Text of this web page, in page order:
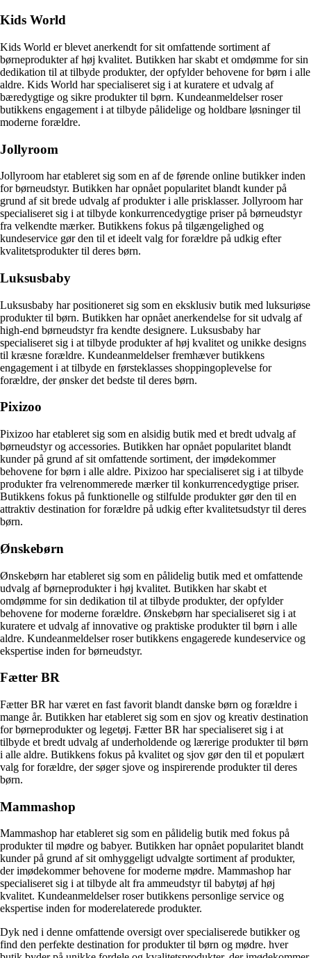
Kids World
Kids World er blevet anerkendt for sit omfattende sortiment af
børneprodukter af høj kvalitet. Butikken har skabt et omdømme for sin
dedikation til at tilbyde produkter, der opfylder behovene for børn i alle
aldre. Kids World har specialiseret sig i at kuratere et udvalg af
bæredygtige og sikre produkter til børn. Kundeanmeldelser roser
butikkens engagement i at tilbyde pålidelige og holdbare løsninger til
moderne forældre.
Jollyroom
Jollyroom har etableret sig som en af de førende online butikker inden
for børneudstyr. Butikken har opnået popularitet blandt kunder på
grund af sit brede udvalg af produkter i alle prisklasser. Jollyroom har
specialiseret sig i at tilbyde konkurrencedygtige priser på børneudstyr
fra velkendte mærker. Butikkens fokus på tilgængelighed og
kundeservice gør den til et ideelt valg for forældre på udkig efter
kvalitetsprodukter til deres børn.
Luksusbaby
Luksusbaby har positioneret sig som en eksklusiv butik med luksuriøse
produkter til børn. Butikken har opnået anerkendelse for sit udvalg af
high-end børneudstyr fra kendte designere. Luksusbaby har
specialiseret sig i at tilbyde produkter af høj kvalitet og unikke designs
til kræsne forældre. Kundeanmeldelser fremhæver butikkens
engagement i at tilbyde en førsteklasses shoppingoplevelse for
forældre, der ønsker det bedste til deres børn.
Pixizoo
Pixizoo har etableret sig som en alsidig butik med et bredt udvalg af
børneudstyr og accessories. Butikken har opnået popularitet blandt
kunder på grund af sit omfattende sortiment, der imødekommer
behovene for børn i alle aldre. Pixizoo har specialiseret sig i at tilbyde
produkter fra velrenommerede mærker til konkurrencedygtige priser.
Butikkens fokus på funktionelle og stilfulde produkter gør den til en
attraktiv destination for forældre på udkig efter kvalitetsudstyr til deres
børn.
Ønskebørn
Ønskebørn har etableret sig som en pålidelig butik med et omfattende
udvalg af børneprodukter i høj kvalitet. Butikken har skabt et
omdømme for sin dedikation til at tilbyde produkter, der opfylder
behovene for moderne forældre. Ønskebørn har specialiseret sig i at
kuratere et udvalg af innovative og praktiske produkter til børn i alle
aldre. Kundeanmeldelser roser butikkens engagerede kundeservice og
ekspertise inden for børneudstyr.
Fætter BR
Fætter BR har været en fast favorit blandt danske børn og forældre i
mange år. Butikken har etableret sig som en sjov og kreativ destination
for børneprodukter og legetøj. Fætter BR har specialiseret sig i at
tilbyde et bredt udvalg af underholdende og lærerige produkter til børn
i alle aldre. Butikkens fokus på kvalitet og sjov gør den til et populært
valg for forældre, der søger sjove og inspirerende produkter til deres
børn.
Mammashop
Mammashop har etableret sig som en pålidelig butik med fokus på
produkter til mødre og babyer. Butikken har opnået popularitet blandt
kunder på grund af sit omhyggeligt udvalgte sortiment af produkter,
der imødekommer behovene for moderne mødre. Mammashop har
specialiseret sig i at tilbyde alt fra ammeudstyr til babytøj af høj
kvalitet. Kundeanmeldelser roser butikkens personlige service og
ekspertise inden for moderelaterede produkter.
Dyk ned i denne omfattende oversigt over specialiserede butikker og
find den perfekte destination for produkter til børn og mødre. hver